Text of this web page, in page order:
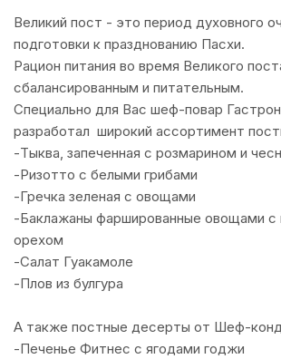
Великий пост - это период духовного
подготовки к празднованию Пасхи.
Рацион питания во время Великого
сбалансированным и питательным.
Специально для Вас шеф-повар
разработал широкий ассортимент
-Тыква, запеченная с розмарином и
-Ризотто с белыми грибами
-Гречка зеленая с овощами
-Баклажаны фаршированные овощами
орехом
-Салат Гуакамоле
-Плов из булгура
А также постные десерты от Шеф-
-Печенье Фитнес с ягодами годжи